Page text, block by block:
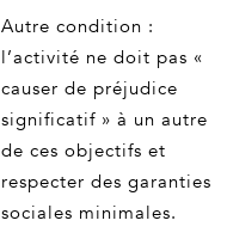
Autre condition :
l’activité ne doit pas «
causer de préjudice
significatif » à un autre
de ces objectifs et
respecter des garanties
sociales minimales.